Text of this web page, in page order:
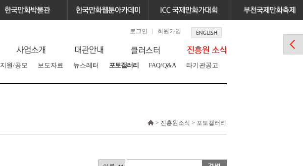
로그인 회원가입
지원/공모 보도자료 뉴스레터 포토갤러리 FAQ/Q&A 타기관공고
> 진흥원소식 > 포토갤러리